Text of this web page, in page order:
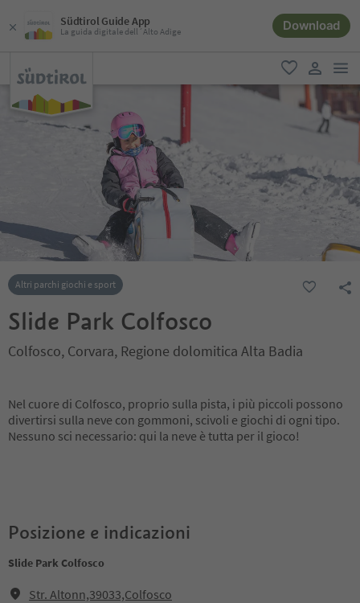
Südtirol Guide App
La guida digitale dell´Alto Adige Download
favoriti
user link
Altri parchi giochi e sport
Slide Park Colfosco
Colfosco, Corvara, Regione dolomitica Alta Badia
Nel cuore di Colfosco, proprio sulla pista, i più piccoli possono
divertirsi sulla neve con gommoni, scivoli e giochi di ogni tipo.
Nessuno sci necessario: qui la neve è tutta per il gioco!
Posizione e indicazioni
Slide Park Colfosco
Str. Altonn,39033,Colfosco